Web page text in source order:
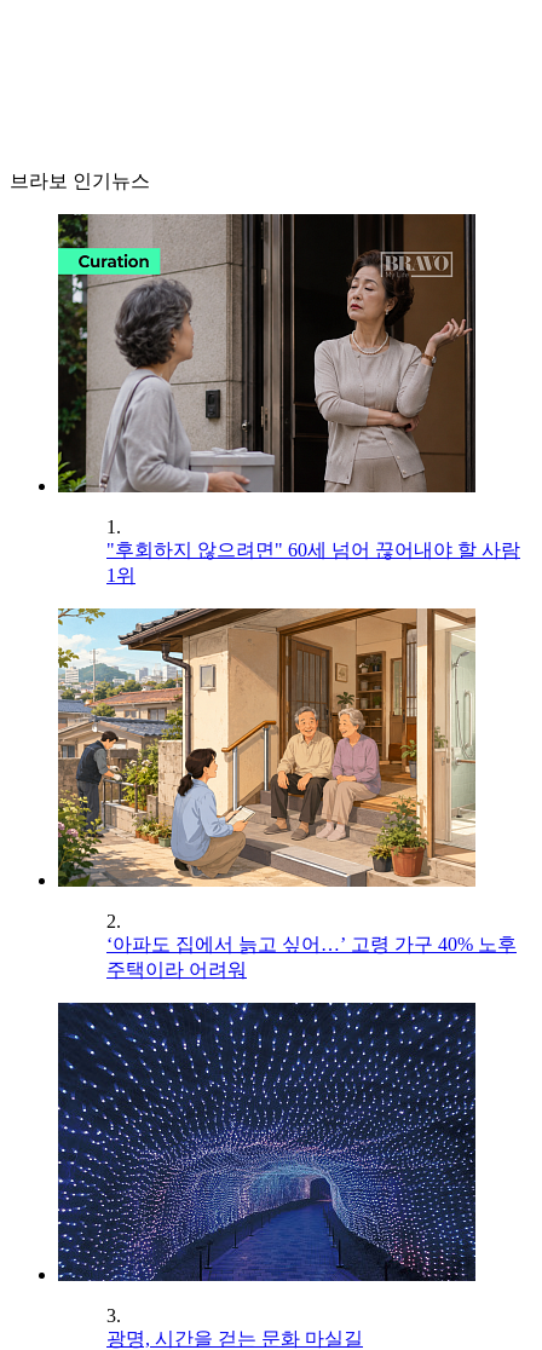
브라보 인기뉴스
1.
"후회하지 않으려면" 60세 넘어 끊어내야 할 사람
1위
2.
‘아파도 집에서 늙고 싶어…’ 고령 가구 40% 노후
주택이라 어려워
3.
광명, 시간을 걷는 문화 마실길